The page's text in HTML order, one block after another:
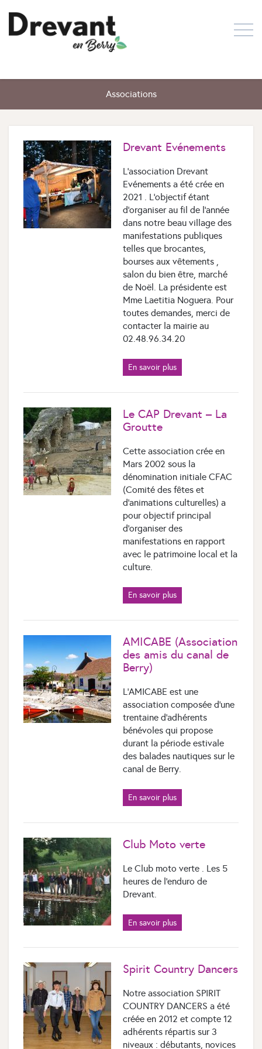
Associations
Drevant Evénements
L'association Drevant
Evénements a été crée en
2021 . L'objectif étant
d'organiser au fil de l'année
dans notre beau village des
manifestations publiques
telles que brocantes,
bourses aux vêtements ,
salon du bien être, marché
de Noël. La présidente est
Mme Laetitia Noguera. Pour
toutes demandes, merci de
contacter la mairie au
02.48.96.34.20
En savoir plus
Le CAP Drevant – La
Groutte
Cette association crée en
Mars 2002 sous la
dénomination initiale CFAC
(Comité des fêtes et
d’animations culturelles) a
pour objectif principal
d’organiser des
manifestations en rapport
avec le patrimoine local et la
culture.
En savoir plus
AMICABE (Association
des amis du canal de
Berry)
L’AMICABE est une
association composée d’une
trentaine d’adhérents
bénévoles qui propose
durant la période estivale
des balades nautiques sur le
canal de Berry.
En savoir plus
Club Moto verte
Le Club moto verte . Les 5
heures de l'enduro de
Drevant.
En savoir plus
Spirit Country Dancers
Notre association SPIRIT
COUNTRY DANCERS a été
créée en 2012 et compte 12
adhérents répartis sur 3
niveaux : débutants, novices